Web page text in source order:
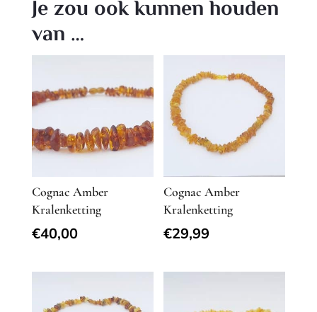
Je zou ook kunnen houden
van …
Cognac Amber
Kralenketting
€40,00
Cognac Amber
Kralenketting
€29,99